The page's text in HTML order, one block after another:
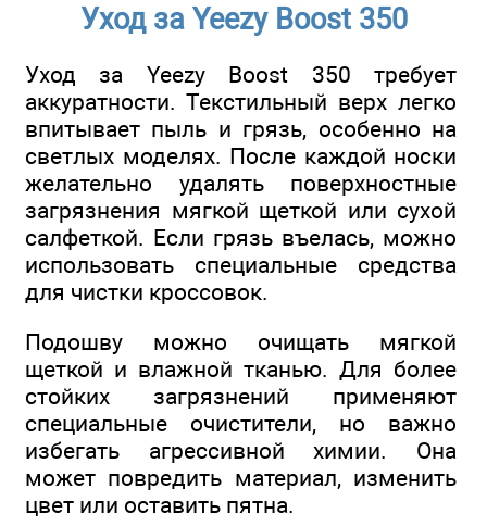
Уход за Yeezy Boost 350
Уход за Yeezy Boost 350 требует
аккуратности. Текстильный верх легко
впитывает пыль и грязь, особенно на
светлых моделях. После каждой носки
желательно удалять поверхностные
загрязнения мягкой щеткой или сухой
салфеткой. Если грязь въелась, можно
использовать специальные средства
для чистки кроссовок.
Подошву можно очищать мягкой
щеткой и влажной тканью. Для более
стойких загрязнений применяют
специальные очистители, но важно
избегать агрессивной химии. Она
может повредить материал, изменить
цвет или оставить пятна.